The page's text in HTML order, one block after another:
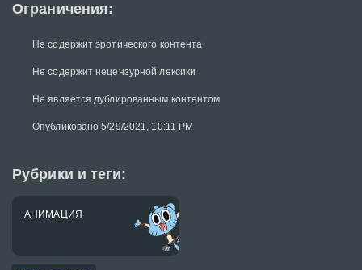
Ограничения:
Не содержит эротического контента
Не содержит нецензурной лексики
Не является дублированным контентом
Опубликовано 5/29/2021, 10:11 PM
Рубрики и теги:
АНИМАЦИЯ